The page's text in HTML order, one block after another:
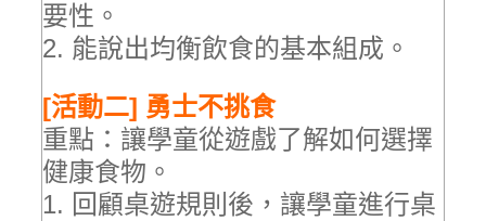
要性。
2. 能說出均衡飲食的基本組成。
[活動二] 勇士不挑食
重點：讓學童從遊戲了解如何選擇
健康食物。
1. 回顧桌遊規則後，讓學童進行桌